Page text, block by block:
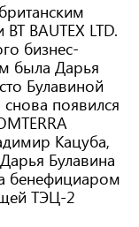
BAUTEX LTD.
бизнес-
была Дарья
Булавиной
появился
Кацуба,
Булавина
бенефициаром
ТЭЦ-2